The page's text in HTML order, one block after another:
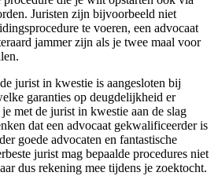
Juristen zijn bijvoorbeeld niet
te voeren, een advocaat
jammer zijn als je twee maal voor
jurist in kwestie is aangesloten bij
garanties op deugdelijkheid er
met de jurist in kwestie aan de slag
dat een advocaat gekwalificeerder is
goede advocaten en fantastische
jurist mag bepaalde procedures niet
dus rekening mee tijdens je zoektocht.